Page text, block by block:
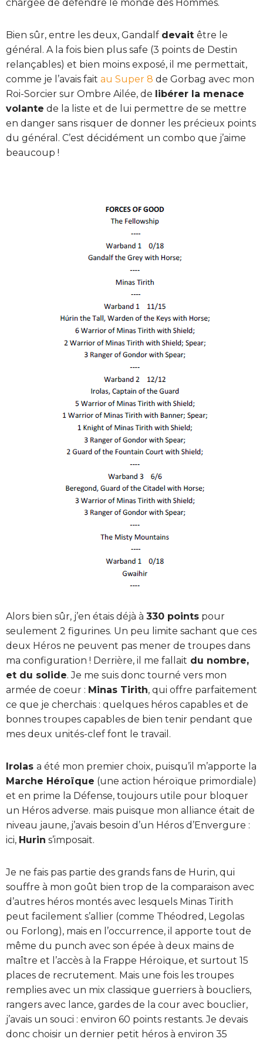
chargée de défendre le monde des Hommes.
Bien sûr, entre les deux, Gandalf devait être le
général. A la fois bien plus safe (3 points de Destin
relançables) et bien moins exposé, il me permettait,
comme je l’avais fait au Super 8 de Gorbag avec mon
Roi-Sorcier sur Ombre Ailée, de libérer la menace
volante de la liste et de lui permettre de se mettre
en danger sans risquer de donner les précieux points
du général. C’est décidément un combo que j’aime
beaucoup !
Alors bien sûr, j’en étais déjà à 330 points pour
seulement 2 figurines. Un peu limite sachant que ces
deux Héros ne peuvent pas mener de troupes dans
ma configuration ! Derrière, il me fallait du nombre,
et du solide. Je me suis donc tourné vers mon
armée de coeur : Minas Tirith, qui offre parfaitement
ce que je cherchais : quelques héros capables et de
bonnes troupes capables de bien tenir pendant que
mes deux unités-clef font le travail.
Irolas a été mon premier choix, puisqu’il m’apporte la
Marche Héroïque (une action héroïque primordiale)
et en prime la Défense, toujours utile pour bloquer
un Héros adverse. mais puisque mon alliance était de
niveau jaune, j’avais besoin d’un Héros d’Envergure :
ici, Hurin s’imposait.
Je ne fais pas partie des grands fans de Hurin, qui
souffre à mon goût bien trop de la comparaison avec
d’autres héros montés avec lesquels Minas Tirith
peut facilement s’allier (comme Théodred, Legolas
ou Forlong), mais en l’occurrence, il apporte tout de
même du punch avec son épée à deux mains de
maître et l’accès à la Frappe Héroïque, et surtout 15
places de recrutement. Mais une fois les troupes
remplies avec un mix classique guerriers à boucliers,
rangers avec lance, gardes de la cour avec bouclier,
j’avais un souci : environ 60 points restants. Je devais
donc choisir un dernier petit héros à environ 35